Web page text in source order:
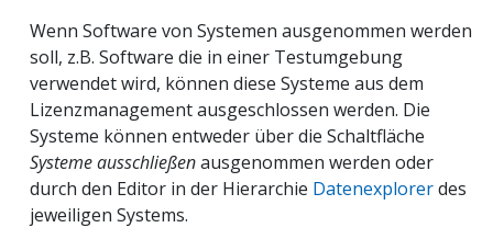
Wenn Software von Systemen ausgenommen werden
soll, z.B. Software die in einer Testumgebung
verwendet wird, können diese Systeme aus dem
Lizenzmanagement ausgeschlossen werden. Die
Systeme können entweder über die Schaltfläche
Systeme ausschließenausgenommen werden oder
durch den Editor in der Hierarchie Datenexplorerdes
jeweiligen Systems.